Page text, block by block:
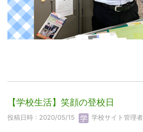
【学校生活】笑顔の登校日
投稿日時 : 2020/05/15 学校サイト管理者